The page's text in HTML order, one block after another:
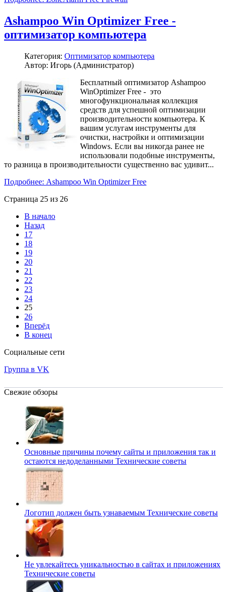
Ashampoo Win Optimizer Free -
оптимизатор компьютера
Категория: Оптимизатор компьютера
Автор: Игорь (Администратор)
Бесплатный оптимизатор Ashampoo
WinOptimizer Free - это
многофункциональная коллекция
средств для успешной оптимизации
производительности компьютера. К
вашим услугам инструменты для
очистки, настройки и оптимизации
Windows. Если вы никогда ранее не
использовали подобные инструменты,
то разница в производительности существенно вас удивит...
Подробнее: Ashampoo Win Optimizer Free
Страница 25 из 26
В начало
Назад
17
18
19
20
21
22
23
24
25
26
Вперёд
В конец
Социальные сети
Группа в VK
Свежие обзоры
Основные причины почему сайты и приложения так и
остаются недоделанными Технические советы
Логотип должен быть узнаваемым Технические советы
Не увлекайтесь уникальностью в сайтах и приложениях
Технические советы